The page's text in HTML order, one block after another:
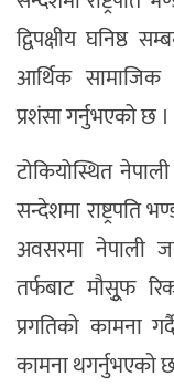
द्विपक्षीय घनिष्ठ
आर्थिक सामाजिक
प्रशंसा गर्नुभएको छ ।
टोकियोस्थित
सन्देशमा राष्ट्रपति
अवसरमा नेपाली
तर्फबाट मौसुूफ
प्रगतिको कामना
कामना थगर्नुभएको